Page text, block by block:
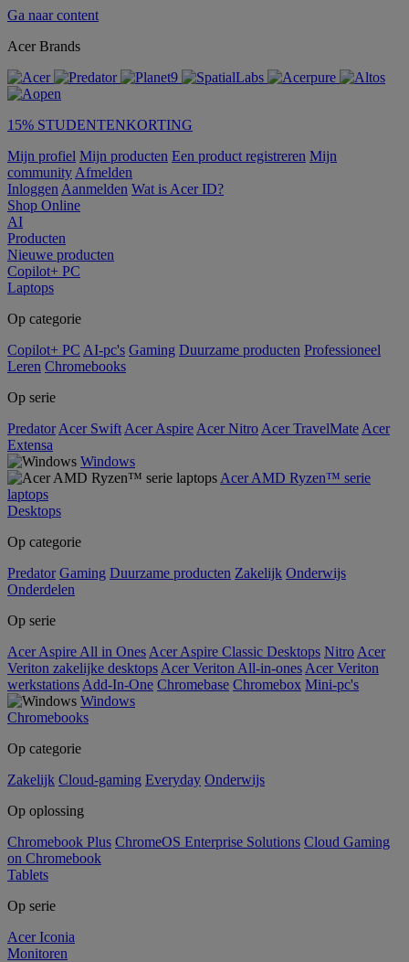
Ga naar content
Acer Brands
15% STUDENTENKORTING
Mijn profiel Mijn producten Een product registreren Mijn
community Afmelden
Inloggen Aanmelden Wat is Acer ID?
Shop Online
AI
Producten
Nieuwe producten
Copilot+ PC
Laptops
Op categorie
Copilot+ PC AI-pc's Gaming Duurzame producten Professioneel
Leren Chromebooks
Op serie
Predator Acer Swift Acer Aspire Acer Nitro Acer TravelMate Acer
Extensa
Windows
Acer AMD Ryzen™ serie
laptops
Desktops
Op categorie
Predator Gaming Duurzame producten Zakelijk Onderwijs
Onderdelen
Op serie
Acer Aspire All in Ones Acer Aspire Classic Desktops Nitro Acer
Veriton zakelijke desktops Acer Veriton All-in-ones Acer Veriton
werkstations Add-In-One Chromebase Chromebox Mini-pc's
Windows
Chromebooks
Op categorie
Zakelijk Cloud-gaming Everyday Onderwijs
Op oplossing
Chromebook Plus ChromeOS Enterprise Solutions Cloud Gaming
on Chromebook
Tablets
Op serie
Acer Iconia
Monitoren